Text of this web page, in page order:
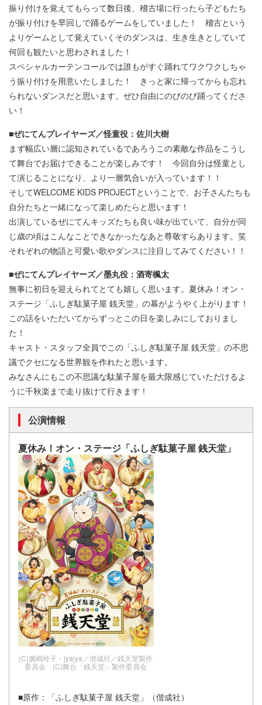
振り付けを覚えてもらって数日後、稽古場に行ったら子どもたち
が振り付けを早回しで踊るゲームをしていました！ 稽古という
よりゲームとして覚えていくそのダンスは、生き生きとしていて
何回も観たいと思わされました！
スペシャルカーテンコールでは誰もがすぐ踊れてワクワクしちゃ
う振り付けを用意いたしました！ きっと家に帰ってからも忘れ
られないダンスだと思います。ぜひ自由にのびのび踊ってくださ
い！
■ぜにてんプレイヤーズ／怪童役：佐川大樹
まず幅広い層に認知されているであろうこの素敵な作品をこうし
て舞台でお届けできることが楽しみです！ 今回自分は怪童とし
て演じることになり、より一層気合いが入っています！！
そしてWELCOME KIDS PROJECTということで、お子さんたちも
自分たちと一緒になって楽しめたらと思います！
出演しているぜにてんキッズたちも良い味が出ていて、自分が同
じ歳の頃はこんなことできなかったなあと尊敬すらあります。笑
それぞれの物語と可愛い歌やダンスに注目してみてください！！
■ぜにてんプレイヤーズ／墨丸役：酒寄楓太
無事に初日を迎えられてとても嬉しく思います。夏休み！オン・
ステージ「ふしぎ駄菓子屋 銭天堂」の幕がようやく上がります！
この話をいただいてからずっとこの日を楽しみにしておりまし
た！
キャスト・スタッフ全員でこの「ふしぎ駄菓子屋 銭天堂」の不思
議でクセになる世界観を作れたと思います。
みなさんにもこの不思議な駄菓子屋を最大限感じていただけるよ
うに千秋楽まで走り抜けて行きます！
公演情報
夏休み！オン・ステージ「ふしぎ駄菓子屋 銭天堂」
(C)廣嶋玲子・jyajya／偕成社／銭天堂製作
委員会 (C)舞台「銭天堂」製作委員会
■原作：「ふしぎ駄菓子屋 銭天堂」（偕成社）